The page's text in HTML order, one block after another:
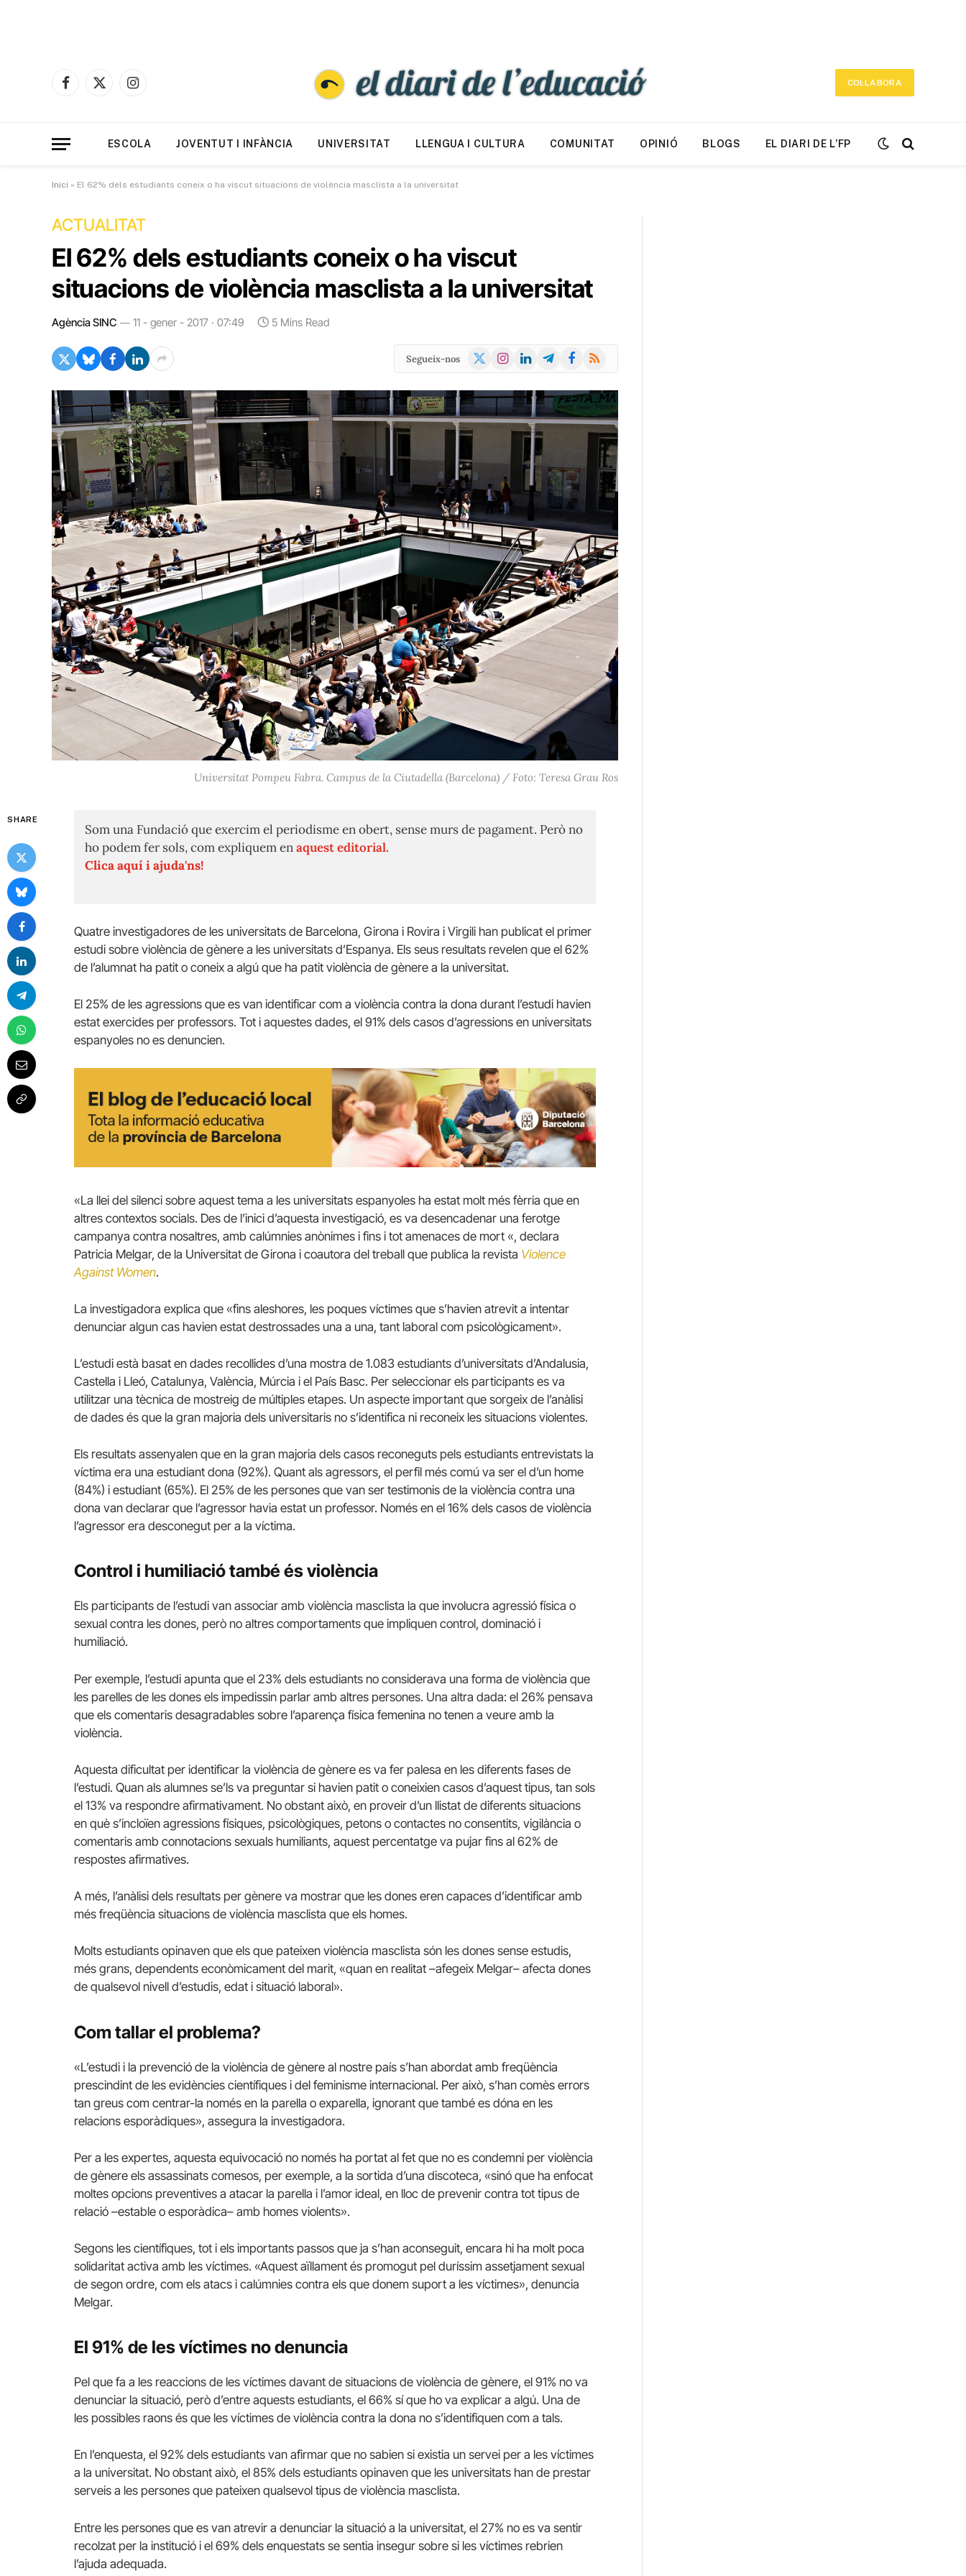
Facebook
X
Instagram
COL·LABORA
ESCOLA JOVENTUT I INFÀNCIA UNIVERSITAT LLENGUA I CULTURA COMUNITAT OPINIÓ BLOGS EL DIARI DE L’FP
Inici » El 62% dels estudiants coneix o ha viscut situacions de violència masclista a la universitat
ACTUALITAT
El 62% dels estudiants coneix o ha viscut
situacions de violència masclista a la universitat
Agència SINC 11 - gener - 2017 · 07:49 5 Mins Read
Segueix-nos
X
Instagram
LinkedInTelegramFacebook
RSS
Universitat Pompeu Fabra. Campus de la Ciutadella (Barcelona) / Foto: Teresa Grau Ros
SHARE
Som una Fundació que exercim el periodisme en obert, sense murs de pagament. Però no
ho podem fer sols, com expliquem enaquest editorial.
Clica aquí i ajuda'ns!
Quatre investigadores de les universitats de Barcelona, Girona i Rovira i Virgili han publicat el primer
estudi sobre violència de gènere a les universitats d’Espanya. Els seus resultats revelen que el 62%
de l’alumnat ha patit o coneix a algú que ha patit violència de gènere a la universitat.
El 25% de les agressions que es van identificar com a violència contra la dona durant l’estudi havien
estat exercides per professors. Tot i aquestes dades, el 91% dels casos d’agressions en universitats
espanyoles no es denuncien.
«La llei del silenci sobre aquest tema a les universitats espanyoles ha estat molt més fèrria que en
altres contextos socials. Des de l’inici d’aquesta investigació, es va desencadenar una ferotge
campanya contra nosaltres, amb calúmnies anònimes i fins i tot amenaces de mort «, declara
Patricia Melgar, de la Universitat de Girona i coautora del treball que publica la revista Violence
Against Women.
La investigadora explica que «fins aleshores, les poques víctimes que s’havien atrevit a intentar
denunciar algun cas havien estat destrossades una a una, tant laboral com psicològicament».
L’estudi està basat en dades recollides d’una mostra de 1.083 estudiants d’universitats d’Andalusia,
Castella i Lleó, Catalunya, València, Múrcia i el País Basc. Per seleccionar els participants es va
utilitzar una tècnica de mostreig de múltiples etapes. Un aspecte important que sorgeix de l’anàlisi
de dades és que la gran majoria dels universitaris no s’identifica ni reconeix les situacions violentes.
Els resultats assenyalen que en la gran majoria dels casos reconeguts pels estudiants entrevistats la
víctima era una estudiant dona (92%). Quant als agressors, el perfil més comú va ser el d’un home
(84%) i estudiant (65%). El 25% de les persones que van ser testimonis de la violència contra una
dona van declarar que l’agressor havia estat un professor. Només en el 16% dels casos de violència
l’agressor era desconegut per a la víctima.
Control i humiliació també és violència
Els participants de l’estudi van associar amb violència masclista la que involucra agressió física o
sexual contra les dones, però no altres comportaments que impliquen control, dominació i
humiliació.
Per exemple, l’estudi apunta que el 23% dels estudiants no considerava una forma de violència que
les parelles de les dones els impedissin parlar amb altres persones. Una altra dada: el 26% pensava
que els comentaris desagradables sobre l’aparença física femenina no tenen a veure amb la
violència.
Aquesta dificultat per identificar la violència de gènere es va fer palesa en les diferents fases de
l’estudi. Quan als alumnes se’ls va preguntar si havien patit o coneixien casos d’aquest tipus, tan sols
el 13% va respondre afirmativament. No obstant això, en proveir d’un llistat de diferents situacions
en què s’incloïen agressions físiques, psicològiques, petons o contactes no consentits, vigilància o
comentaris amb connotacions sexuals humiliants, aquest percentatge va pujar fins al 62% de
respostes afirmatives.
A més, l’anàlisi dels resultats per gènere va mostrar que les dones eren capaces d’identificar amb
més freqüència situacions de violència masclista que els homes.
Molts estudiants opinaven que els que pateixen violència masclista són les dones sense estudis,
més grans, dependents econòmicament del marit, «quan en realitat –afegeix Melgar– afecta dones
de qualsevol nivell d’estudis, edat i situació laboral».
Com tallar el problema?
«L’estudi i la prevenció de la violència de gènere al nostre país s’han abordat amb freqüència
prescindint de les evidències científiques i del feminisme internacional. Per això, s’han comès errors
tan greus com centrar-la només en la parella o exparella, ignorant que també es dóna en les
relacions esporàdiques», assegura la investigadora.
Per a les expertes, aquesta equivocació no només ha portat al fet que no es condemni per violència
de gènere els assassinats comesos, per exemple, a la sortida d’una discoteca, «sinó que ha enfocat
moltes opcions preventives a atacar la parella i l’amor ideal, en lloc de prevenir contra tot tipus de
relació –estable o esporàdica– amb homes violents».
Segons les científiques, tot i els importants passos que ja s’han aconseguit, encara hi ha molt poca
solidaritat activa amb les víctimes. «Aquest aïllament és promogut pel duríssim assetjament sexual
de segon ordre, com els atacs i calúmnies contra els que donem suport a les víctimes», denuncia
Melgar.
El 91% de les víctimes no denuncia
Pel que fa a les reaccions de les víctimes davant de situacions de violència de gènere, el 91% no va
denunciar la situació, però d’entre aquests estudiants, el 66% sí que ho va explicar a algú. Una de
les possibles raons és que les víctimes de violència contra la dona no s’identifiquen com a tals.
En l’enquesta, el 92% dels estudiants van afirmar que no sabien si existia un servei per a les víctimes
a la universitat. No obstant això, el 85% dels estudiants opinaven que les universitats han de prestar
serveis a les persones que pateixen qualsevol tipus de violència masclista.
Entre les persones que es van atrevir a denunciar la situació a la universitat, el 27% no es va sentir
recolzat per la institució i el 69% dels enquestats se sentia insegur sobre si les víctimes rebrien
l’ajuda adequada.